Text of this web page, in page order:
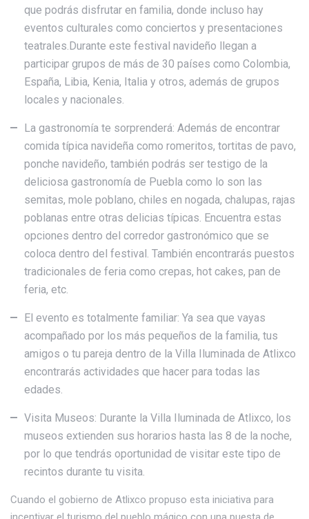
que podrás disfrutar en familia, donde incluso hay
eventos culturales como conciertos y presentaciones
teatrales.Durante este festival navideño llegan a
participar grupos de más de 30 países como Colombia,
España, Libia, Kenia, Italia y otros, además de grupos
locales y nacionales.
La gastronomía te sorprenderá: Además de encontrar
comida típica navideña como romeritos, tortitas de pavo,
ponche navideño, también podrás ser testigo de la
deliciosa gastronomía de Puebla como lo son las
semitas, mole poblano, chiles en nogada, chalupas, rajas
poblanas entre otras delicias típicas. Encuentra estas
opciones dentro del corredor gastronómico que se
coloca dentro del festival. También encontrarás puestos
tradicionales de feria como crepas, hot cakes, pan de
feria, etc.
El evento es totalmente familiar: Ya sea que vayas
acompañado por los más pequeños de la familia, tus
amigos o tu pareja dentro de la Villa Iluminada de Atlixco
encontrarás actividades que hacer para todas las
edades.
Visita Museos: Durante la Villa Iluminada de Atlixco, los
museos extienden sus horarios hasta las 8 de la noche,
por lo que tendrás oportunidad de visitar este tipo de
recintos durante tu visita.
Cuando el gobierno de Atlixco propuso esta iniciativa para